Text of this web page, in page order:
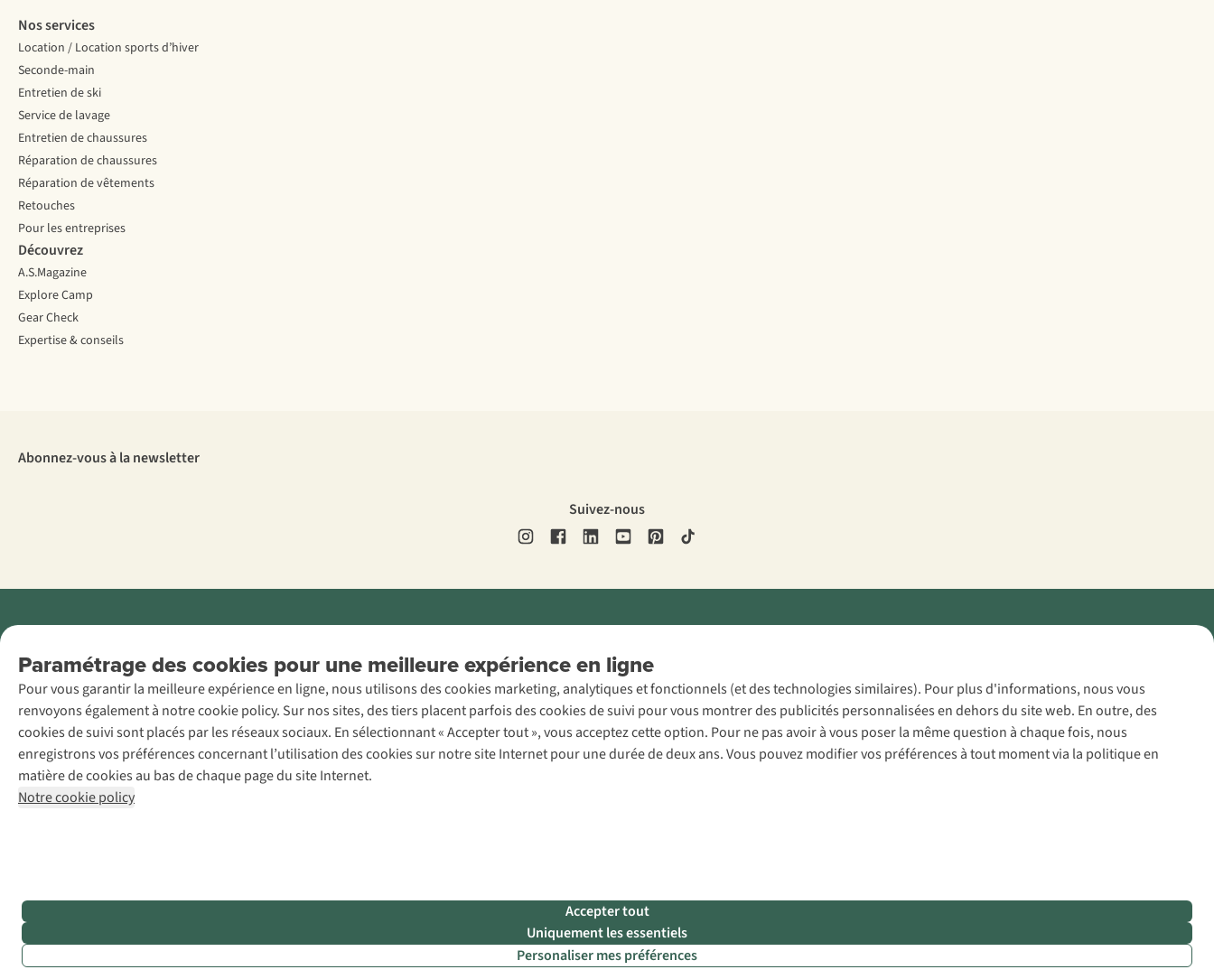
Paramétrage des cookies pour une meilleure expérience en ligne
Pour vous garantir la meilleure expérience en ligne, nous utilisons des cookies marketing, analytiques et fonctionnels (et des technologies similaires). Pour plus d'informations, nous vous
renvoyons également à notre cookie policy. Sur nos sites, des tiers placent parfois des cookies de suivi pour vous montrer des publicités personnalisées en dehors du site web. En outre, des
cookies de suivi sont placés par les réseaux sociaux. En sélectionnant « Accepter tout », vous acceptez cette option. Pour ne pas avoir à vous poser la même question à chaque fois, nous
enregistrons vos préférences concernant l’utilisation des cookies sur notre site Internet pour une durée de deux ans. Vous pouvez modifier vos préférences à tout moment via la politique en
matière de cookies au bas de chaque page du site Internet.
Notre cookie policy
Accepter tout
Uniquement les essentiels
Personaliser mes préférences
Nos services
Location / Location sports d’hiver
Seconde-main
Entretien de ski
Service de lavage
Entretien de chaussures
Réparation de chaussures
Réparation de vêtements
Retouches
Pour les entreprises
Découvrez
A.S.Magazine
Explore Camp
Gear Check
Expertise & conseils
Abonnez-vous à la newsletter
Suivez-nous
AS Adventure
France SAS,
Rue du Vieux
Faubourg 14, F-
59000 Lille
+32 (0)3 828
30 15